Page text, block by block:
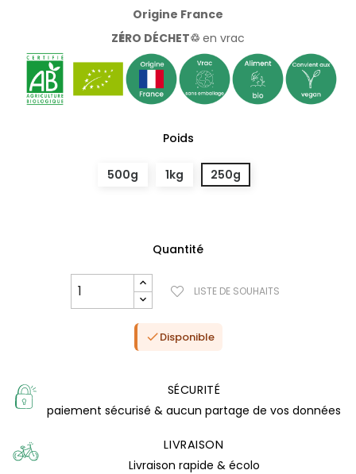
Origine France
ZÉRO DÉCHET♲ en vrac
Poids
500g 1kg 250g
Quantité
LISTE DE SOUHAITS
Disponible
SÉCURITÉ
paiement sécurisé & aucun partage de vos données
LIVRAISON
Livraison rapide & écolo